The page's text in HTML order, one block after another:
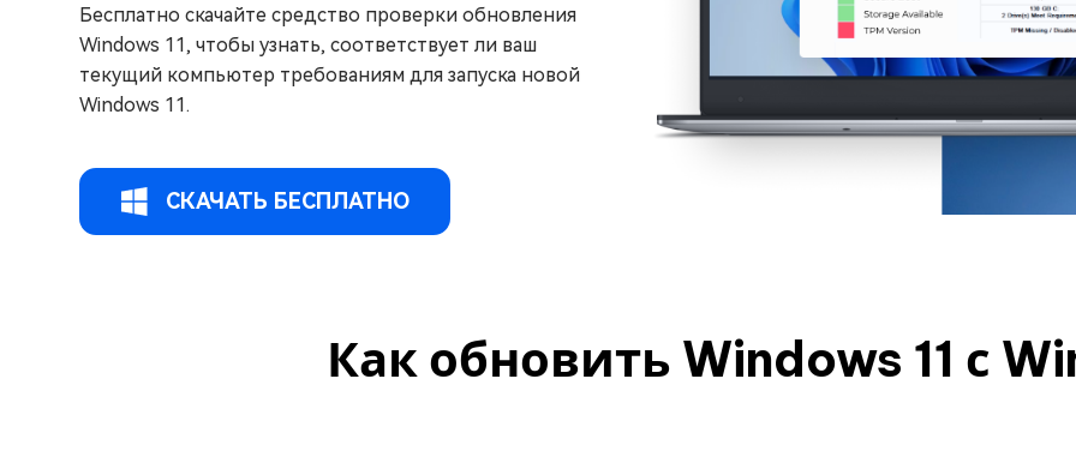
Бесплатно скачайте средство проверки обновления
Windows 11, чтобы узнать, соответствует ли ваш
текущий компьютер требованиям для запуска новой
Windows 11.
СКАЧАТЬ БЕСПЛАТНО
Как обновить Windows 11 с